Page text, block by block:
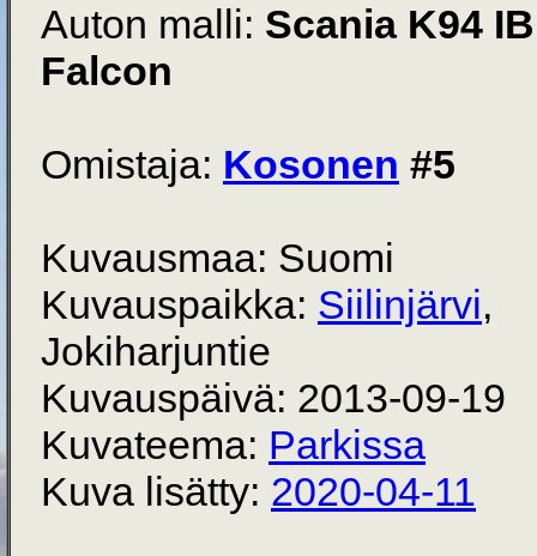
Auton malli: Scania K94 IB
Falcon
Omistaja: Kosonen #5
Kuvausmaa: Suomi
Kuvauspaikka: Siilinjärvi,
Jokiharjuntie
Kuvauspäivä: 2013-09-19
Kuvateema: Parkissa
Kuva lisätty: 2020-04-11